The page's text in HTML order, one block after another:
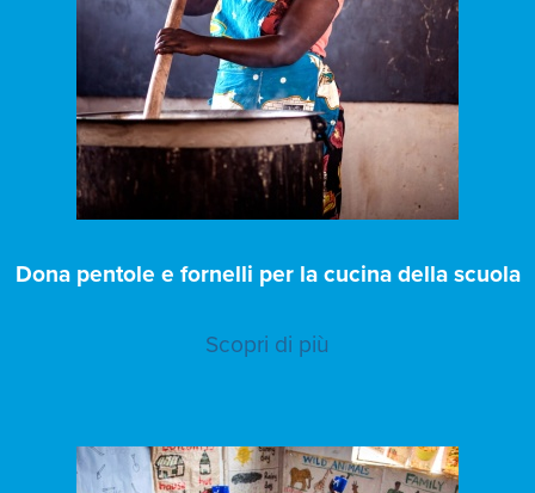
Dona pentole e fornelli per la cucina della scuola
Scopri di più